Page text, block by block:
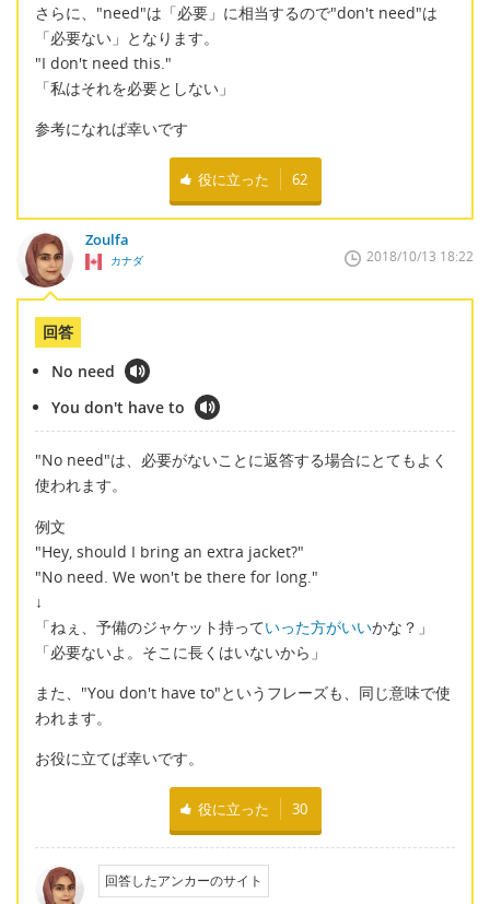
さらに、"need"は「必要」に相当するので"don't need"は
「必要ない」となります。
"I don't need this."
「私はそれを必要としない」
参考になれば幸いです
役に立った 62
Zoulfa
カナダ 2018/10/13 18:22
回答
No need
You don't have to
"No need"は、必要がないことに返答する場合にとてもよく
使われます。
例文
"Hey, should I bring an extra jacket?"
"No need. We won't be there for long."
↓
「ねぇ、予備のジャケット持っていった方がいいかな？」
「必要ないよ。そこに長くはいないから」
また、"You don't have to"というフレーズも、同じ意味で使
われます。
お役に立てば幸いです。
役に立った 30
回答したアンカーのサイト